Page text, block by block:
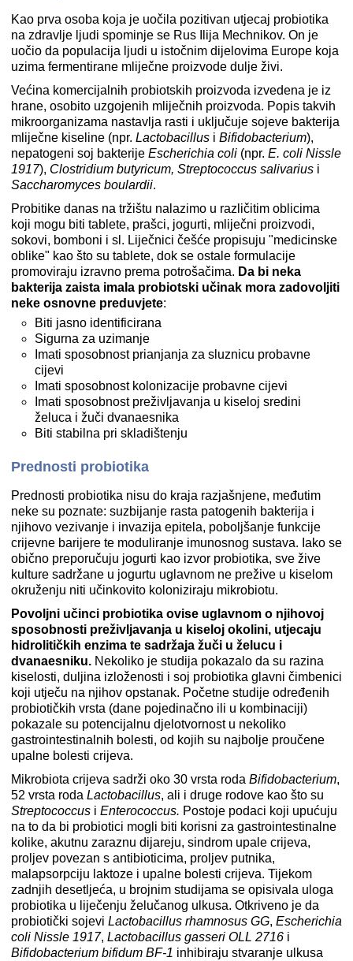
Kao prva osoba koja je uočila pozitivan utjecaj probiotika
na zdravlje ljudi spominje se Rus Ilija Mechnikov. On je
uočio da populacija ljudi u istočnim dijelovima Europe koja
uzima fermentirane mliječne proizvode dulje živi.
Većina komercijalnih probiotskih proizvoda izvedena je iz
hrane, osobito uzgojenih mliječnih proizvoda. Popis takvih
mikroorganizama nastavlja rasti i uključuje sojeve bakterija
mliječne kiseline (npr. Lactobacillus i Bifidobacterium),
nepatogeni soj bakterije Escherichia coli (npr. E. coli Nissle
1917), Clostridium butyricum, Streptococcus salivarius i
Saccharomyces boulardii.
Probitike danas na tržištu nalazimo u različitim oblicima
koji mogu biti tablete, prašci, jogurti, mliječni proizvodi,
sokovi, bomboni i sl. Liječnici češće propisuju "medicinske
oblike" kao što su tablete, dok se ostale formulacije
promoviraju izravno prema potrošačima. Da bi neka
bakterija zaista imala probiotski učinak mora zadovoljiti
neke osnovne preduvjete:
Biti jasno identificirana
Sigurna za uzimanje
Imati sposobnost prianjanja za sluznicu probavne
cijevi
Imati sposobnost kolonizacije probavne cijevi
Imati sposobnost preživljavanja u kiseloj sredini
želuca i žuči dvanaesnika
Biti stabilna pri skladištenju
Prednosti probiotika
Prednosti probiotika nisu do kraja razjašnjene, međutim
neke su poznate: suzbijanje rasta patogenih bakterija i
njihovo vezivanje i invazija epitela, poboljšanje funkcije
crijevne barijere te moduliranje imunosnog sustava. Iako se
obično preporučuju jogurti kao izvor probiotika, sve žive
kulture sadržane u jogurtu uglavnom ne prežive u kiselom
okruženju niti učinkovito koloniziraju mikrobiotu.
Povoljni učinci probiotika ovise uglavnom o njihovoj
sposobnosti preživljavanja u kiseloj okolini, utjecaju
hidrolitičkih enzima te sadržaja žuči u želucu i
dvanaesniku. Nekoliko je studija pokazalo da su razina
kiselosti, duljina izloženosti i soj probiotika glavni čimbenici
koji utječu na njihov opstanak. Početne studije određenih
probiotičkih vrsta (dane pojedinačno ili u kombinaciji)
pokazale su potencijalnu djelotvornost u nekoliko
gastrointestinalnih bolesti, od kojih su najbolje proučene
upalne bolesti crijeva.
Mikrobiota crijeva sadrži oko 30 vrsta roda Bifidobacterium,
52 vrsta roda Lactobacillus, ali i druge rodove kao što su
Streptococcus i Enterococcus. Postoje podaci koji upućuju
na to da bi probiotici mogli biti korisni za gastrointestinalne
kolike, akutnu zaraznu dijareju, sindrom upale crijeva,
proljev povezan s antibioticima, proljev putnika,
malapsorpciju laktoze i upalne bolesti crijeva. Tijekom
zadnjih desetljeća, u brojnim studijama se opisivala uloga
probiotika u liječenju želučanog ulkusa. Otkriveno je da
probiotički sojevi Lactobacillus rhamnosus GG, Escherichia
coli Nissle 1917, Lactobacillus gasseri OLL 2716 i
Bifidobacterium bifidum BF-1 inhibiraju stvaranje ulkusa